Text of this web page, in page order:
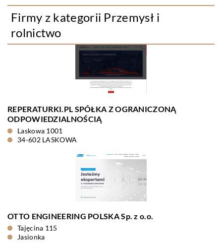
Firmy z kategorii Przemysł i
rolnictwo
REPERATURKI.PL SPÓŁKA Z OGRANICZONĄ
ODPOWIEDZIALNOŚCIĄ
Laskowa 1001
34-602 LASKOWA
OTTO ENGINEERING POLSKA Sp. z o.o.
Tajęcina 115
Jasionka